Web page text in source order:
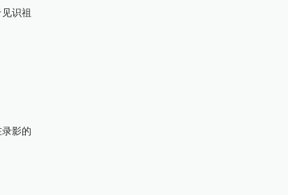
识祖
影的